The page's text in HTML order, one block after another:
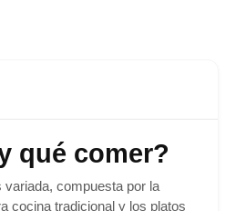
qué comer?
variada, compuesta por la
cocina tradicional y los platos